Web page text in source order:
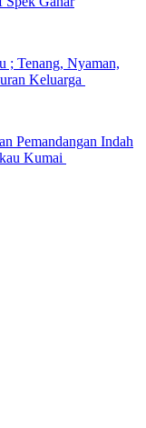
; Tenang, Nyaman,
Keluarga
Pemandangan Indah
Kumai